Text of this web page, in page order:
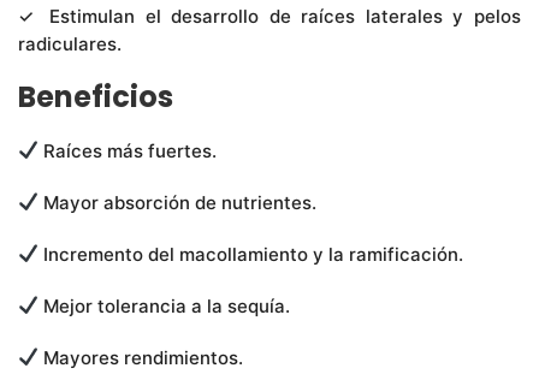
✓ Estimulan el desarrollo de raíces laterales y pelos
radiculares.
Beneficios
Raíces más fuertes.
Mayor absorción de nutrientes.
Incremento del macollamiento y la ramificación.
Mejor tolerancia a la sequía.
Mayores rendimientos.